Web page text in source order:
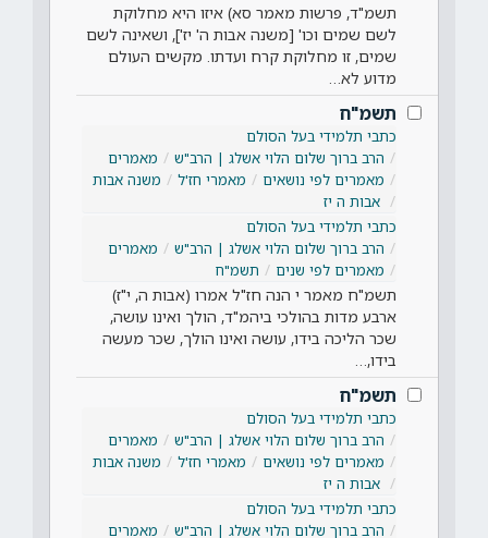
תשמ"ד, פרשות מאמר סא) איזו היא מחלוקת
לשם שמים וכו' [משנה אבות ה' יז'], ושאינה לשם
שמים, זו מחלוקת קרח ועדתו. מקשים העולם
מדוע לא…
תשמ"ח
כתבי תלמידי בעל הסולם
הרב ברוך שלום הלוי אשלג | הרב"ש
מאמרים
מאמרים לפי נושאים
מאמרי חז'ל
משנה אבות
אבות ה יז
כתבי תלמידי בעל הסולם
הרב ברוך שלום הלוי אשלג | הרב"ש
מאמרים
מאמרים לפי שנים
תשמ"ח
תשמ"ח מאמר י הנה חז"ל אמרו (אבות ה, י"ז)
ארבע מדות בהולכי ביהמ"ד, הולך ואינו עושה,
שכר הליכה בידו, עושה ואינו הולך, שכר מעשה
בידו,…
תשמ"ח
כתבי תלמידי בעל הסולם
הרב ברוך שלום הלוי אשלג | הרב"ש
מאמרים
מאמרים לפי נושאים
מאמרי חז'ל
משנה אבות
אבות ה יז
כתבי תלמידי בעל הסולם
הרב ברוך שלום הלוי אשלג | הרב"ש
מאמרים